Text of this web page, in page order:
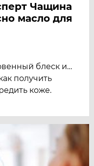
Чащина
масло для
блеск и…
получить
коже.